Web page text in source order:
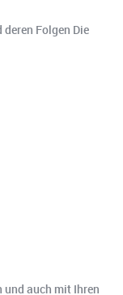
Folgen Die
und auch mit Ihren